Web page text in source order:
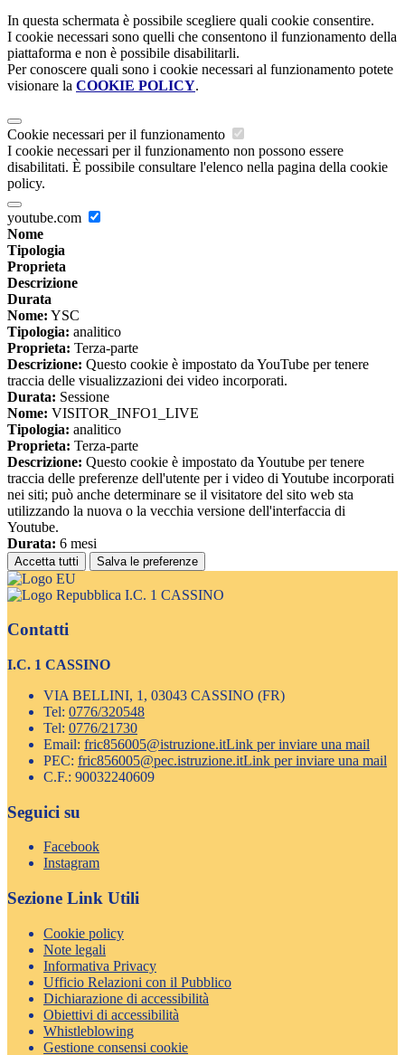
In questa schermata è possibile scegliere quali cookie consentire.
I cookie necessari sono quelli che consentono il funzionamento della
piattaforma e non è possibile disabilitarli.
Per conoscere quali sono i cookie necessari al funzionamento potete
visionare la COOKIE POLICY.
Cookie necessari per il funzionamento
I cookie necessari per il funzionamento non possono essere
disabilitati. È possibile consultare l'elenco nella pagina della cookie
policy.
youtube.com
Nome
Tipologia
Proprieta
Descrizione
Durata
Nome: YSC
Tipologia: analitico
Proprieta: Terza-parte
Descrizione: Questo cookie è impostato da YouTube per tenere
traccia delle visualizzazioni dei video incorporati.
Durata: Sessione
Nome: VISITOR_INFO1_LIVE
Tipologia: analitico
Proprieta: Terza-parte
Descrizione: Questo cookie è impostato da Youtube per tenere
traccia delle preferenze dell'utente per i video di Youtube incorporati
nei siti; può anche determinare se il visitatore del sito web sta
utilizzando la nuova o la vecchia versione dell'interfaccia di
Youtube.
Durata: 6 mesi
Accetta tutti Salva le preferenze
I.C. 1 CASSINO
Contatti
I.C. 1 CASSINO
VIA BELLINI, 1, 03043 CASSINO (FR)
Tel: 0776/320548
Tel: 0776/21730
Email: fric856005@istruzione.itLink per inviare una mail
PEC: fric856005@pec.istruzione.itLink per inviare una mail
C.F.: 90032240609
Seguici su
Facebook
Instagram
Sezione Link Utili
Cookie policy
Note legali
Informativa Privacy
Ufficio Relazioni con il Pubblico
Dichiarazione di accessibilità
Obiettivi di accessibilità
Whistleblowing
Gestione consensi cookie